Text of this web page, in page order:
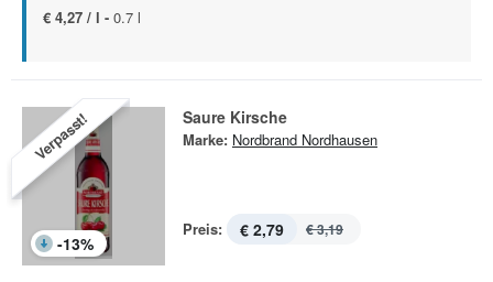
€ 4,27 / l - 0.7 l
Verpasst!
-13%
Saure Kirsche
Marke: Nordbrand Nordhausen
Preis: € 2,79 € 3,19